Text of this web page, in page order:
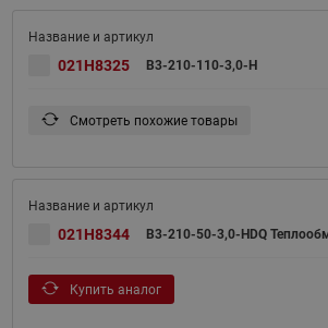
021H8325 B3-210-110-3,0-H
Смотреть похожие товары
021H8344 B3-210-50-3,0-HDQ
Купить аналог